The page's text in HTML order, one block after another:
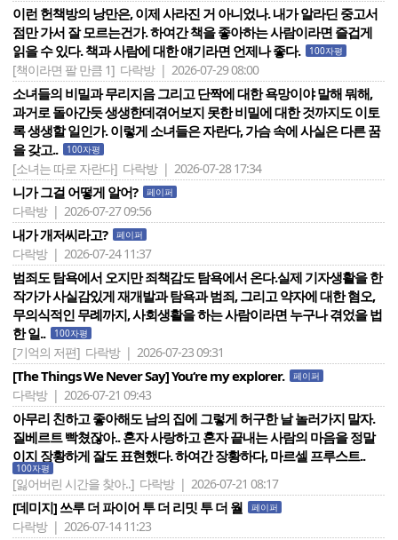
이런 헌책방의 낭만은, 이제 사라진 거 아니었나. 내가 알라딘 중고서
점만 가서 잘 모르는건가. 하여간 책을 좋아하는 사람이라면 즐겁게
읽을 수 있다. 책과 사람에 대한 얘기라면 언제나 좋다.
100자평
[책이라면 팔 만큼 1] 다락방 | 2026-07-29 08:00
소녀들의 비밀과 무리지음 그리고 단짝에 대한 욕망이야 말해 뭐해,
과거로 돌아간듯 생생한데겪어보지 못한 비밀에 대한 것까지도 이토
록 생생할 일인가. 이렇게 소녀들은 자란다, 가슴 속에 사실은 다른 꿈
을 갖고..
100자평
[소녀는 따로 자란다] 다락방 | 2026-07-28 17:34
니가 그걸 어떻게 알어? 페이퍼
다락방 | 2026-07-27 09:56
내가 개저씨라고? 페이퍼
다락방 | 2026-07-24 11:37
범죄도 탐욕에서 오지만 죄책감도 탐욕에서 온다.실제 기자생활을 한
작가가 사실감있게 재개발과 탐욕과 범죄, 그리고 약자에 대한 혐오,
무의식적인 무례까지, 사회생활을 하는 사람이라면 누구나 겪었을 법
한 일..
100자평
[기억의 저편] 다락방 | 2026-07-23 09:31
[The Things We Never Say] You‘re my explorer. 페이퍼
다락방 | 2026-07-21 09:43
아무리 친하고 좋아해도 남의 집에 그렇게 허구한 날 놀러가지 말자.
질베르트 빡쳤잖아.. 혼자 사랑하고 혼자 끝내는 사람의 마음을 정말
이지 장황하게 잘도 표현했다. 하여간 장황하다, 마르셀 프루스트..
100자평
[잃어버린 시간을 찾아..] 다락방 | 2026-07-21 08:17
[데미지] 쓰루 더 파이어 투 더 리밋 투 더 월 페이퍼
다락방 | 2026-07-14 11:23